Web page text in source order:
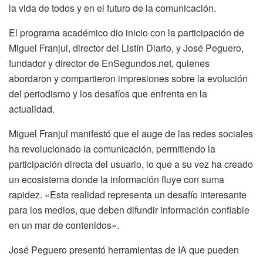
la vida de todos y en el futuro de la comunicación.
El programa académico dio inicio con la participación de
Miguel Franjul, director del Listín Diario, y José Peguero,
fundador y director de EnSegundos.net, quienes
abordaron y compartieron impresiones sobre la evolución
del periodismo y los desafíos que enfrenta en la
actualidad.
Miguel Franjul manifestó que el auge de las redes sociales
ha revolucionado la comunicación, permitiendo la
participación directa del usuario, lo que a su vez ha creado
un ecosistema donde la información fluye con suma
rapidez. «Esta realidad representa un desafío interesante
para los medios, que deben difundir información confiable
en un mar de contenidos».
José Peguero presentó herramientas de IA que pueden